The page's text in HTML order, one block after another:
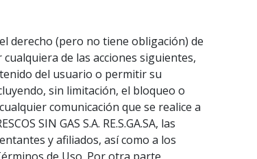
el derecho (pero no tiene obligación) de
de las acciones siguientes,
del usuario o permitir su
sin limitación, el bloqueo o
comunicación que se realice a
SIN GAS S.A. RE.S.GA.SA, las
y afiliados, así como a los
de Uso. Por otra parte,